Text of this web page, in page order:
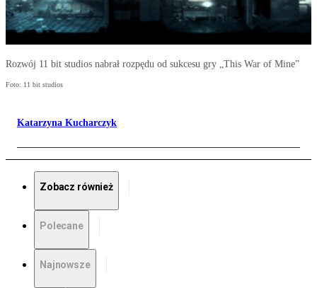
Rozwój 11 bit studios nabrał rozpędu od sukcesu gry „This War of Mine”
Foto: 11 bit studios
Katarzyna Kucharczyk
Zobacz również
Polecane
Najnowsze